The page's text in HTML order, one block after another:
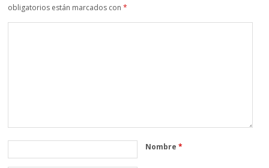
obligatorios están marcados con*
Nombre*